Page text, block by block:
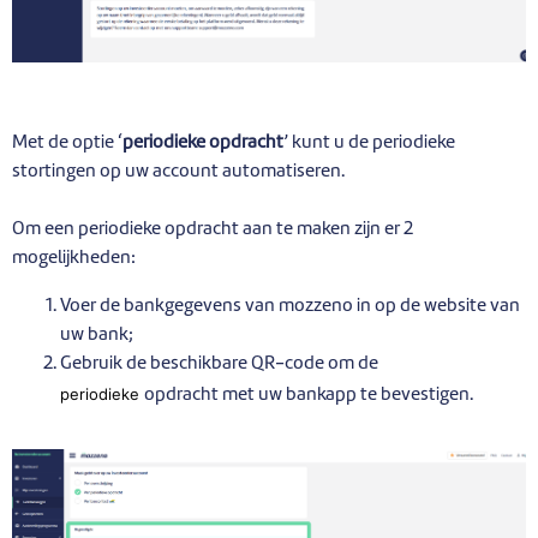
Met de optie ‘periodieke opdracht’ kunt u de periodieke
stortingen op uw account automatiseren.
Om een periodieke opdracht aan te maken zijn er 2
mogelijkheden:
Voer de bankgegevens van mozzeno in op de website van
uw bank;
Gebruik de beschikbare QR-code om de
periodieke opdracht met uw bankapp te bevestigen.